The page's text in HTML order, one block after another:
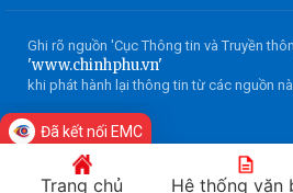
Ghi rõ nguồn 'Cục Thông tin và Truyền
'www.chinhphu.vn'
khi phát hành lại thông tin từ các nguồn
Trang chủ Hệ thống văn
Đã kết nối EMC